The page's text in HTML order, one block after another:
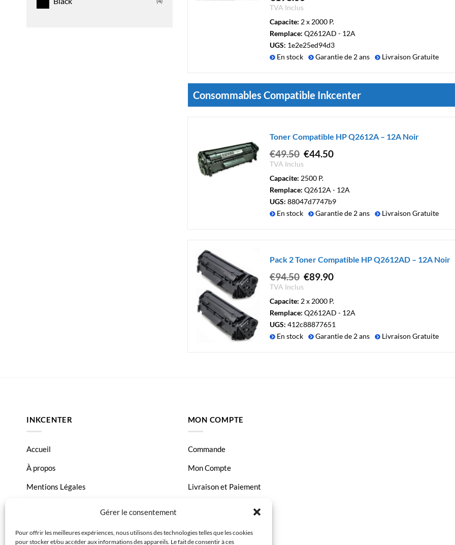
Gérer le consentement
Pour offrir les meilleures expériences, nous utilisons des technologies telles que les cookies
pour stocker et/ou accéder aux informations des appareils. Le fait de consentir à ces
TVA Inclus
Capacite: 2 x 2000 P.
Remplace: Q2612AD - 12A
UGS: 1e2e25ed94d3
En stock
Garantie de 2 ans Livraison Gratuite
Consommables Compatible Inkcenter
Toner Compatible HP Q2612A – 12A Noir
€49.50 Le
prix
initial
était :
€49.50.
€44.50Le
est :
€44.50.
TVA Inclus
Capacite: 2500 P.
Remplace: Q2612A - 12A
UGS: 88047d7747b9
En stock
Garantie de 2 ans Livraison Gratuite
Pack 2 Toner Compatible HP Q2612AD – 12A Noir
€94.50 Le
prix
initial
était :
€94.50.
€89.90Le
est :
€89.90.
TVA Inclus
Capacite: 2 x 2000 P.
Remplace: Q2612AD - 12A
UGS: 412c88877651
En stock
Garantie de 2 ans Livraison Gratuite
INKCENTER
Accueil
À propos
Mentions Légales
Politique de confidentialité
MON COMPTE
Commande
Mon Compte
Livraison et Paiement